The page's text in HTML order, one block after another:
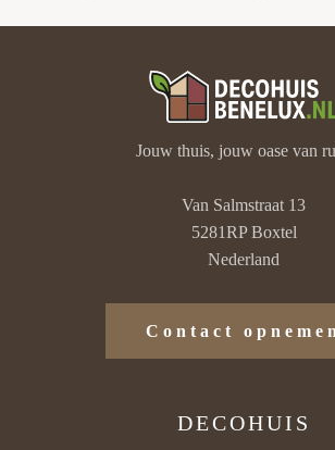
Jouw thuis, jouw oase van
Van Salmstraat 13
5281RP Boxtel
Nederland
Contact opnemen
DECOHUIS